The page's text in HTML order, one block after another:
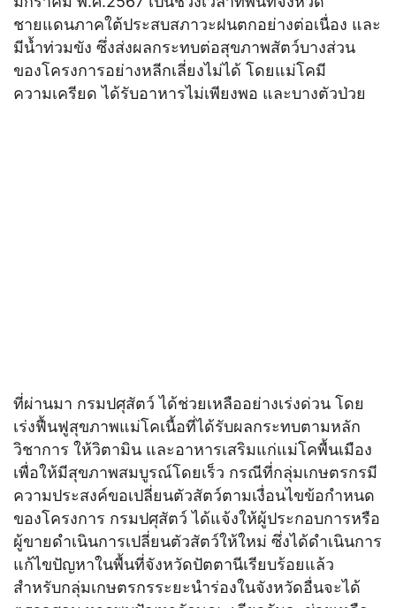
ชายแดนภาคใต้ประสบสภาวะฝนตกอย่างต่อเนื่อง และ
มีน้ำท่วมขัง ซึ่งส่งผลกระทบต่อสุขภาพสัตว์บางส่วน
ของโครงการอย่างหลีกเลี่ยงไม่ได้ โดยแม่โคมี
ความเครียด ได้รับอาหารไม่เพียงพอ และบางตัวป่วย
ที่ผ่านมา กรมปศุสัตว์ ได้ช่วยเหลืออย่างเร่งด่วน โดย
เร่งฟื้นฟูสุขภาพแม่โคเนื้อที่ได้รับผลกระทบตามหลัก
วิชาการ ให้วิตามิน และอาหารเสริมแก่แม่โคพื้นเมือง
เพื่อให้มีสุขภาพสมบูรณ์โดยเร็ว กรณีที่กลุ่มเกษตรกรมี
ความประสงค์ขอเปลี่ยนตัวสัตว์ตามเงื่อนไขข้อกำหนด
ของโครงการ กรมปศุสัตว์ ได้แจ้งให้ผู้ประกอบการหรือ
ผู้ขายดำเนินการเปลี่ยนตัวสัตว์ให้ใหม่ ซึ่งได้ดำเนินการ
แก้ไขปัญหาในพื้นที่จังหวัดปัตตานีเรียบร้อยแล้ว
สำหรับกลุ่มเกษตรกรระยะนำร่องในจังหวัดอื่นจะได้